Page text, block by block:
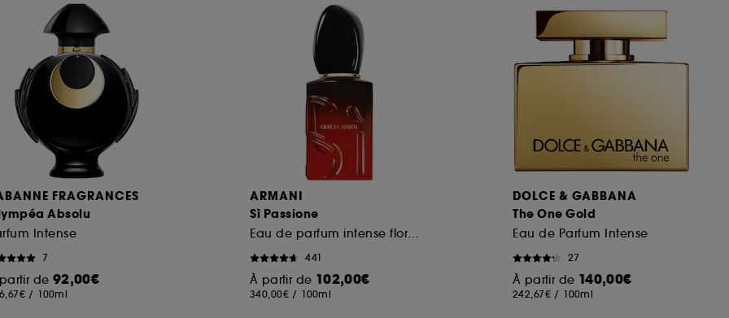
FRAGRANCES
Absolu
Intense
7
de 92,00€
/ 100ml
ARMANI
Sì Passione
Eau de parfum intense florale ambrée Rechargeable
441
À partir de 102,00€
340,00€ / 100ml
DOLCE & GABBANA
The One Gold
Eau de Parfum Intense
27
À partir de 140,00€
242,67€ / 100ml
et la lecture de ces traceurs requiert votre accord. Vous pouvez personnaliser vos choix concernant
mes choix" ci-dessous ou décider de "tout accepter". Sephora pourra associer les
Cookies, pour les finalités acceptées, avec les données personnelles collectées ou générées lors
refuser tous les cookies, cliques sur "continuer sans accepter". Voous pouvez à tout moment choisir
obtenir plus d'information sur les cookies utilisés, cliquez